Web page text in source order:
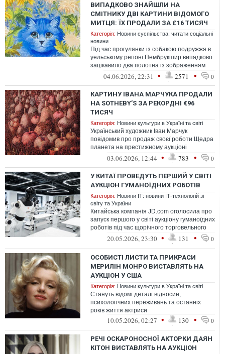
ВИПАДКОВО ЗНАЙШЛИ НА
СМІТНИКУ ДВІ КАРТИНИ ВІДОМОГО
МИТЦЯ: ЇХ ПРОДАЛИ ЗА £16 ТИСЯЧ
Категорія: Новини суспільства: читати соціальні
новини
Під час прогулянки із собакою подружжя в
уельському регіоні Пембрукшир випадково
зацікавило два полотна із зображенням
котів, які були викинуті на смі...
04.06.2026, 22:31 • 2571 • 0
КАРТИНУ ІВАНА МАРЧУКА ПРОДАЛИ
НА SOTHEBY’S ЗА РЕКОРДНІ €96
ТИСЯЧ
Категорія: Новини культури в Україні та світі
Український художник Іван Марчук
повідомив про продаж своєї роботи Щедра
планета на престижному аукціоні
Sotheby’s за €96 тисяч. Для митця це стало
03.06.2026, 12:44 • 783 • 0
У КИТАЇ ПРОВЕДУТЬ ПЕРШИЙ У СВІТІ
АУКЦІОН ГУМАНОЇДНИХ РОБОТІВ
Категорія: Новини ІТ: новини ІТ-технологій зі
світу та України
Китайська компанія JD.com оголосила про
запуск першого у світі аукціону гуманоїдних
роботів під час щорічного торговельного
фестивалю 618. Ініціатива ...
20.05.2026, 23:30 • 131 • 0
ОСОБИСТІ ЛИСТИ ТА ПРИКРАСИ
МЕРИЛІН МОНРО ВИСТАВЛЯТЬ НА
АУКЦІОН У США
Категорія: Новини культури в Україні та світі
Стануть відомі деталі відносин,
психологічних переживань та останніх
років життя актриси
10.05.2026, 02:27 • 130 • 0
РЕЧІ ОСКАРОНОСНОЇ АКТОРКИ ДАЯН
КІТОН ВИСТАВЛЯТЬ НА АУКЦІОН